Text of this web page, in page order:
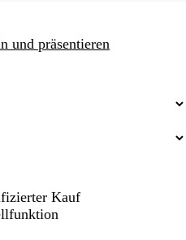
und präsentieren
Kauf